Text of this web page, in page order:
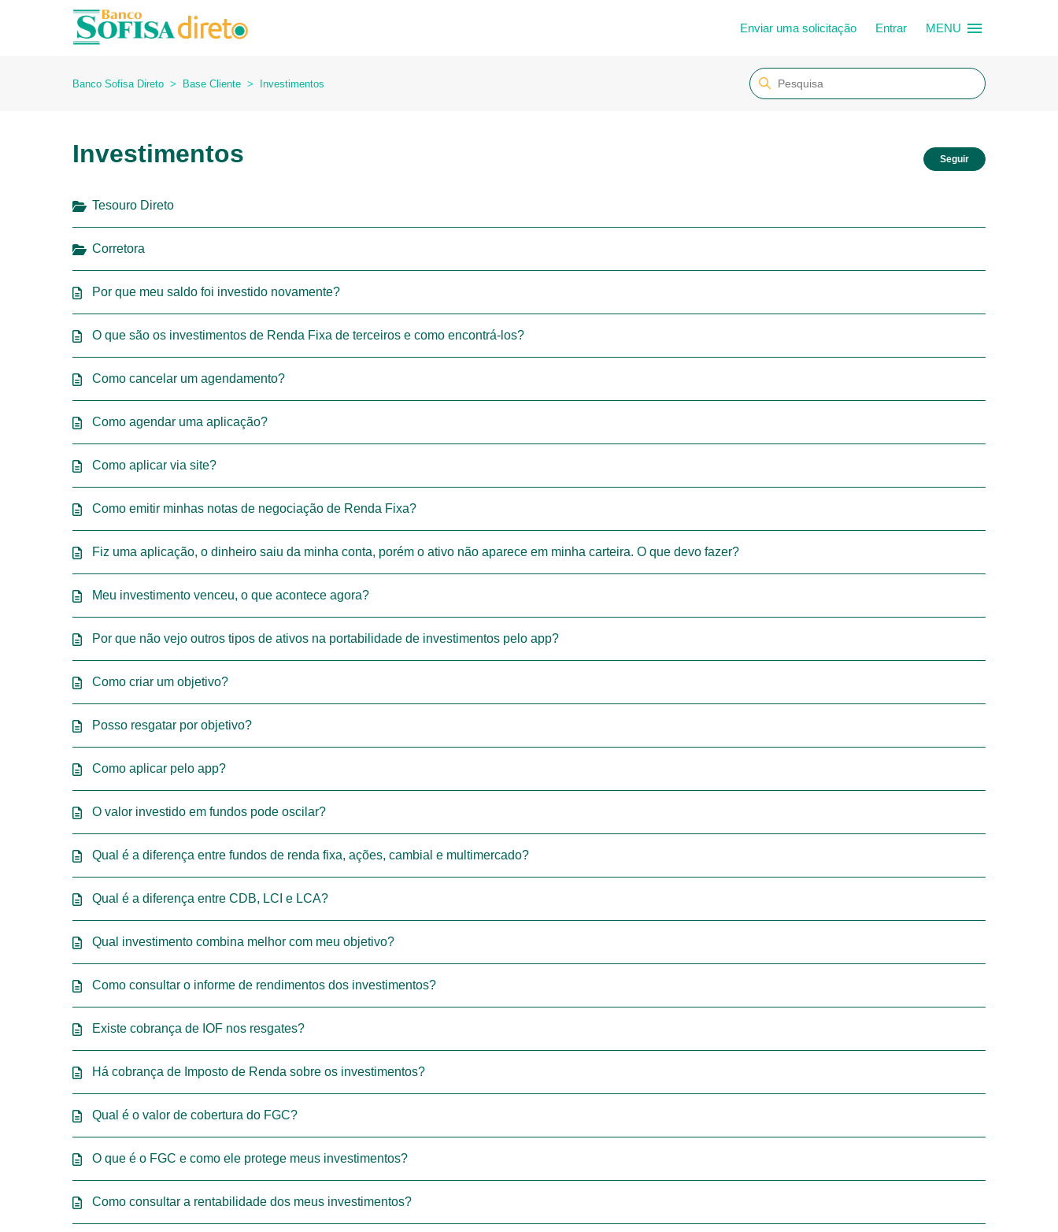
Enviar uma solicitação Entrar MENU
Banco Sofisa Direto Base Cliente Investimentos
Investimentos Seguir
Tesouro Direto
Corretora
Por que meu saldo foi investido novamente?
O que são os investimentos de Renda Fixa de terceiros e como encontrá-los?
Como cancelar um agendamento?
Como agendar uma aplicação?
Como aplicar via site?
Como emitir minhas notas de negociação de Renda Fixa?
Fiz uma aplicação, o dinheiro saiu da minha conta, porém o ativo não aparece em minha carteira. O que devo fazer?
Meu investimento venceu, o que acontece agora?
Por que não vejo outros tipos de ativos na portabilidade de investimentos pelo app?
Como criar um objetivo?
Posso resgatar por objetivo?
Como aplicar pelo app?
O valor investido em fundos pode oscilar?
Qual é a diferença entre fundos de renda fixa, ações, cambial e multimercado?
Qual é a diferença entre CDB, LCI e LCA?
Qual investimento combina melhor com meu objetivo?
Como consultar o informe de rendimentos dos investimentos?
Existe cobrança de IOF nos resgates?
Há cobrança de Imposto de Renda sobre os investimentos?
Qual é o valor de cobertura do FGC?
O que é o FGC e como ele protege meus investimentos?
Como consultar a rentabilidade dos meus investimentos?